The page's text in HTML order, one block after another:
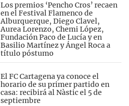
Los premios ‘Pencho Cros’ recaen
en el Festival Flamenco de
Alburquerque, Diego Clavel,
Aurea Lorenzo, Chemi López,
Fundación Paco de Lucía y en
Basilio Martínez y Ángel Roca a
título póstumo
El FC Cartagena ya conoce el
horario de su primer partido en
casa: recibirá al Nàstic el 5 de
septiembre